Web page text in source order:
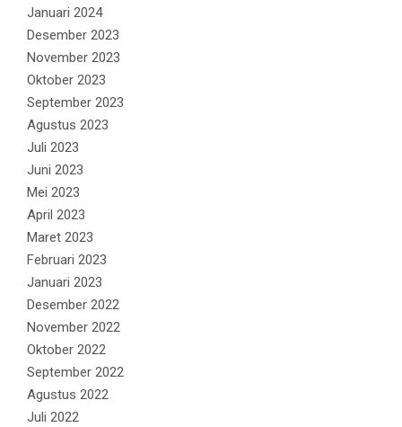
Januari 2024
Desember 2023
November 2023
Oktober 2023
September 2023
Agustus 2023
Juli 2023
Juni 2023
Mei 2023
April 2023
Maret 2023
Februari 2023
Januari 2023
Desember 2022
November 2022
Oktober 2022
September 2022
Agustus 2022
Juli 2022